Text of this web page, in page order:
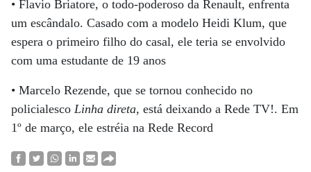
• Flavio Briatore, o todo-poderoso da Renault, enfrenta
um escândalo. Casado com a modelo Heidi Klum, que
espera o primeiro filho do casal, ele teria se envolvido
com uma estudante de 19 anos
• Marcelo Rezende, que se tornou conhecido no
policialesco Linha direta, está deixando a Rede TV!. Em
1º de março, ele estréia na Rede Record